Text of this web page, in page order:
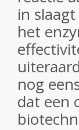
in
het
nog
dat een